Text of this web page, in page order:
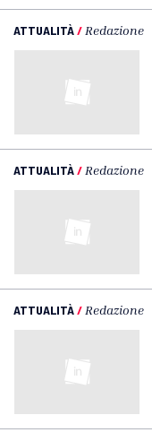
ATTUALITÀ/ Redazione
ATTUALITÀ/ Redazione
ATTUALITÀ/ Redazione